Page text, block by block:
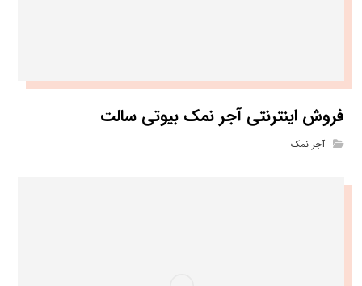
فروش اینترنتی آجر نمک بیوتی سالت
آجر نمک